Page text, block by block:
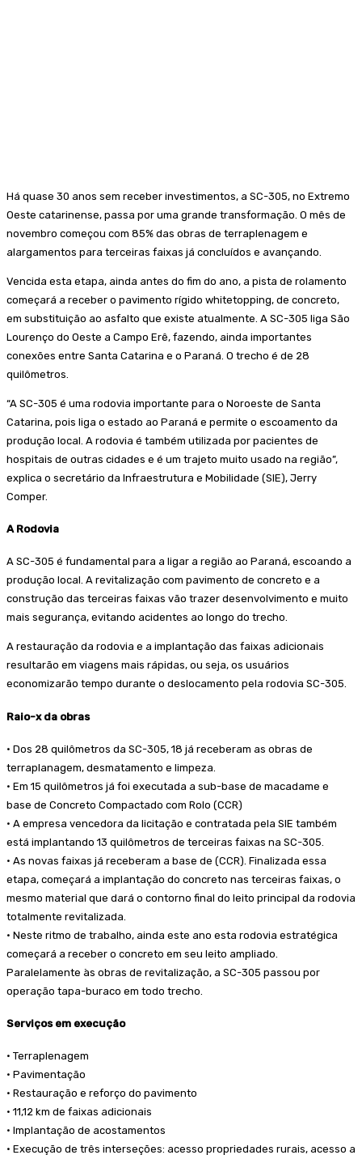
Há quase 30 anos sem receber investimentos, a SC-305, no Extremo
Oeste catarinense, passa por uma grande transformação. O mês de
novembro começou com 85% das obras de terraplenagem e
alargamentos para terceiras faixas já concluídos e avançando.
Vencida esta etapa, ainda antes do fim do ano, a pista de rolamento
começará a receber o pavimento rígido whitetopping, de concreto,
em substituição ao asfalto que existe atualmente. A SC-305 liga São
Lourenço do Oeste a Campo Erê, fazendo, ainda importantes
conexões entre Santa Catarina e o Paraná. O trecho é de 28
quilômetros.
“A SC-305 é uma rodovia importante para o Noroeste de Santa
Catarina, pois liga o estado ao Paraná e permite o escoamento da
produção local. A rodovia é também utilizada por pacientes de
hospitais de outras cidades e é um trajeto muito usado na região”,
explica o secretário da Infraestrutura e Mobilidade (SIE), Jerry
Comper.
A Rodovia
A SC-305 é fundamental para a ligar a região ao Paraná, escoando a
produção local. A revitalização com pavimento de concreto e a
construção das terceiras faixas vão trazer desenvolvimento e muito
mais segurança, evitando acidentes ao longo do trecho.
A restauração da rodovia e a implantação das faixas adicionais
resultarão em viagens mais rápidas, ou seja, os usuários
economizarão tempo durante o deslocamento pela rodovia SC-305.
Raio-x da obras
• Dos 28 quilômetros da SC-305, 18 já receberam as obras de
terraplanagem, desmatamento e limpeza.
• Em 15 quilômetros já foi executada a sub-base de macadame e
base de Concreto Compactado com Rolo (CCR)
• A empresa vencedora da licitação e contratada pela SIE também
está implantando 13 quilômetros de terceiras faixas na SC-305.
• As novas faixas já receberam a base de (CCR). Finalizada essa
etapa, começará a implantação do concreto nas terceiras faixas, o
mesmo material que dará o contorno final do leito principal da rodovia
totalmente revitalizada.
• Neste ritmo de trabalho, ainda este ano esta rodovia estratégica
começará a receber o concreto em seu leito ampliado.
Paralelamente às obras de revitalização, a SC-305 passou por
operação tapa-buraco em todo trecho.
Serviços em execução
• Terraplenagem
• Pavimentação
• Restauração e reforço do pavimento
• 11,12 km de faixas adicionais
• Implantação de acostamentos
• Execução de três interseções: acesso propriedades rurais, acesso a